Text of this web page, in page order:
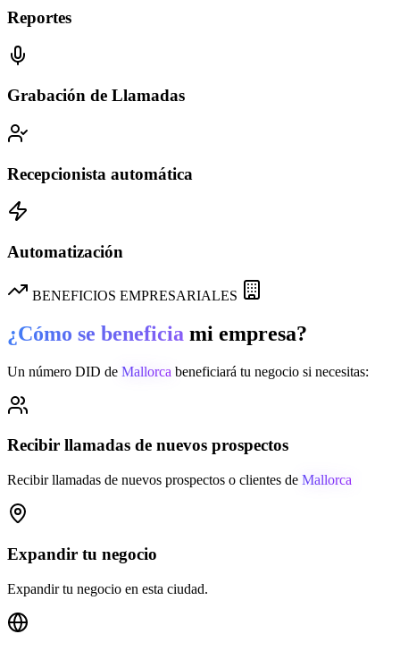
Reportes
Grabación de Llamadas
Recepcionista automática
Automatización
BENEFICIOS EMPRESARIALES
¿Cómo se beneficia mi empresa?
Un número DID de Mallorca beneficiará tu negocio si necesitas:
Recibir llamadas de nuevos prospectos
Recibir llamadas de nuevos prospectos o clientes de Mallorca
Expandir tu negocio
Expandir tu negocio en esta ciudad.